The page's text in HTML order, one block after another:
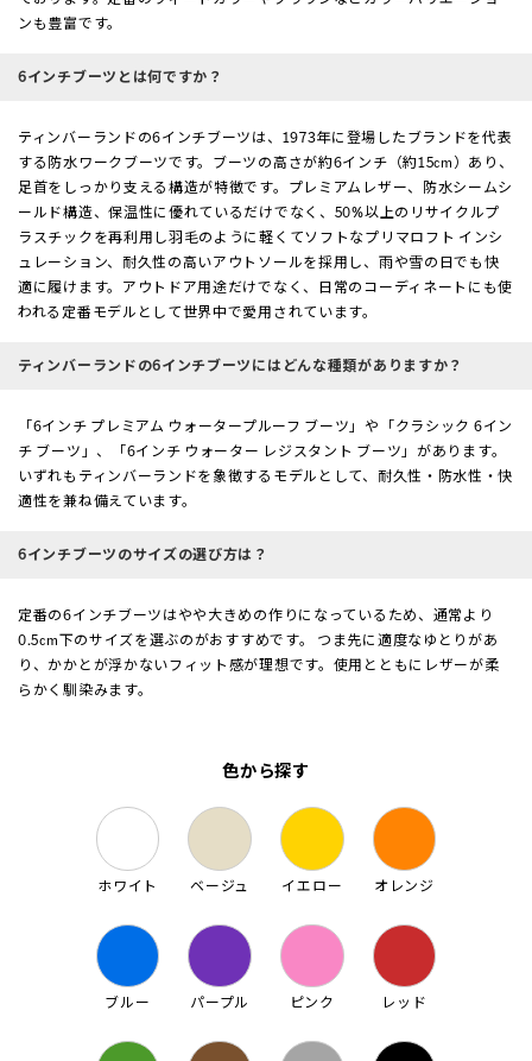
ンも豊富です。
6インチブーツとは何ですか？
ティンバーランドの6インチブーツは、1973年に登場したブランドを代表
する防水ワークブーツです。ブーツの高さが約6インチ（約15cm）あり、
足首をしっかり支える構造が特徴です。プレミアムレザー、防水シームシ
ールド構造、保温性に優れているだけでなく、50%以上のリサイクルプ
ラスチックを再利用し羽毛のように軽くてソフトなプリマロフト インシ
ュレーション、耐久性の高いアウトソールを採用し、雨や雪の日でも快
適に履けます。アウトドア用途だけでなく、日常のコーディネートにも使
われる定番モデルとして世界中で愛用されています。
ティンバーランドの6インチブーツにはどんな種類がありますか？
「6インチ プレミアム ウォータープルーフ ブーツ」や「クラシック 6イン
チ ブーツ」、「6インチ ウォーター レジスタント ブーツ」があります。
いずれもティンバーランドを象徴するモデルとして、耐久性・防水性・快
適性を兼ね備えています。
6インチブーツのサイズの選び方は？
定番の6インチブーツはやや大きめの作りになっているため、通常より
0.5cm下のサイズを選ぶのがおすすめです。 つま先に適度なゆとりがあ
り、かかとが浮かないフィット感が理想です。使用とともにレザーが柔
らかく馴染みます。
色から探す
ホワイト ベージュ イエロー オレンジ
ブルー パープル ピンク レッド